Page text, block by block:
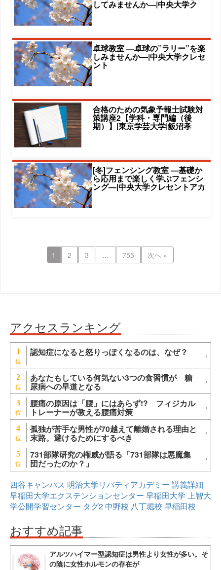
してみませんか―|中央大学ク
卓球教室 ―卓球の”ラリー”を楽
しみませんか―|中央大学クレセ
ント
合格のための気象予報士試験対
策講座2【学科・専門編（後
期）】|東京学芸大学|飯沼孝
[冬]フェンシング教室 ―基礎か
ら応用まで楽しく学ぶフェンシ
ング―|中央大学クレセントアカ
1 2 3 … 755 次へ »
アクセスランキング
1 認知症になると怒りっぽくなるのは、なぜ？
2 あなたもしている何気ない3つの食習慣が 糖
尿病への早道となる
3 腰痛の原因は「腰」にはあらず!? フィジカル
トレーナーが教える腰痛対策
4 孤独が苦手な男性が70越えて離婚される理由と
末路。避けるためにするべき
5 731部隊研究の権威が語る「731部隊は悪魔集
団だったのか？」
四谷キャンパス 明治大学リバティアカデミー 講義詳細
早稲田大学エクステンションセンター 早稲田大学 上智大
学公開学習センター タグ2 中野校 八丁堀校 早稲田校
おすすめ記事
アルツハイマー型認知症は男性より女性が多い。そ
の陰に女性ホルモンの存在が